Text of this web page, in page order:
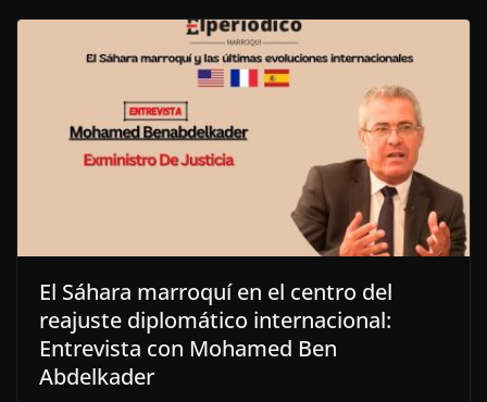
El Sáhara marroquí en el centro del
reajuste diplomático internacional:
Entrevista con Mohamed Ben
Abdelkader